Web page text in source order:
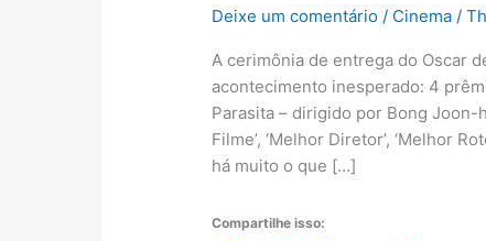
Deixe um comentário / Cinema /
A cerimônia de entrega do Oscar
acontecimento inesperado: 4
Parasita – dirigido por Bong Joon-
Filme’, ‘Melhor Diretor’, ‘Melhor
há muito o que […]
Compartilhe isso: